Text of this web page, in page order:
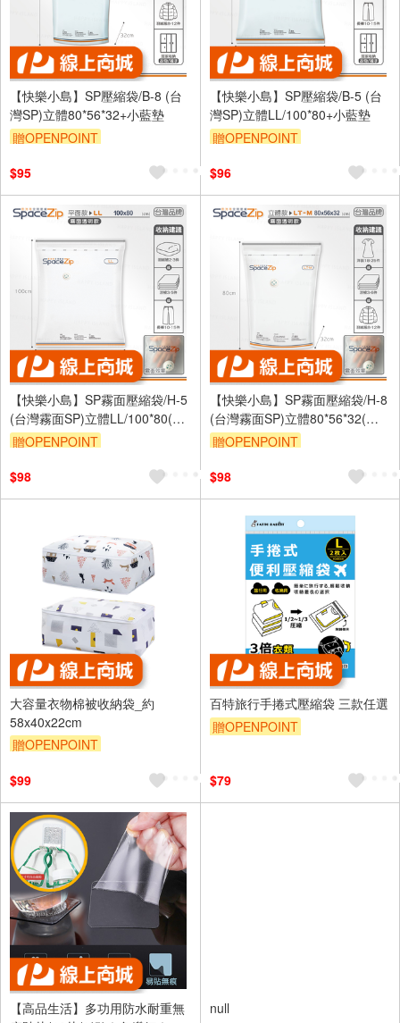
【快樂小島】SP壓縮袋/B-8 (台
灣SP)立體80*56*32+小藍墊
贈OPENPOINT
$95
【快樂小島】SP壓縮袋/B-5 (台
灣SP)立體LL/100*80+小藍墊
贈OPENPOINT
$96
【快樂小島】SP霧面壓縮袋/H-5
(台灣霧面SP)立體LL/100*80(贈
藍墊)
贈OPENPOINT
$98
【快樂小島】SP霧面壓縮袋/H-8
(台灣霧面SP)立體80*56*32(贈
藍墊)
贈OPENPOINT
$98
大容量衣物棉被收納袋_約
58x40x22cm
贈OPENPOINT
$99
百特旅行手捲式壓縮袋 三款任選
贈OPENPOINT
$79
【高品生活】多功用防水耐重無
null